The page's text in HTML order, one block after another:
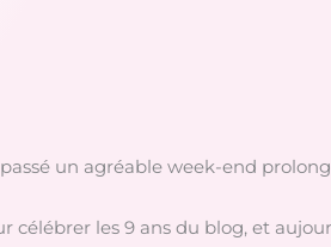
un agréable week-end
célébrer les 9 ans du blog, et